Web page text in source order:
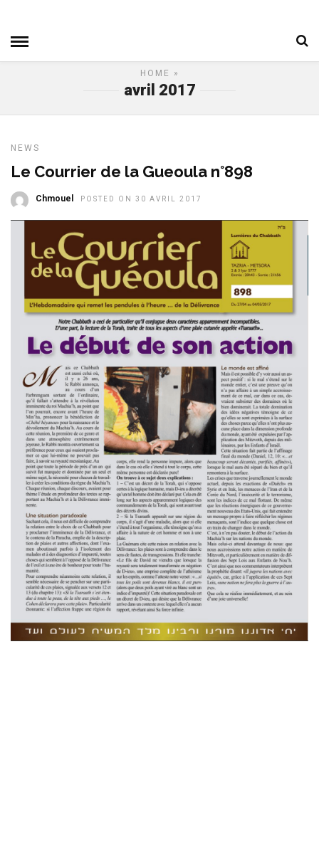
HOME »
avril 2017
NEWS
Le Courrier de la Gueoula n°898
Chmouel POSTED ON 30 AVRIL 2017